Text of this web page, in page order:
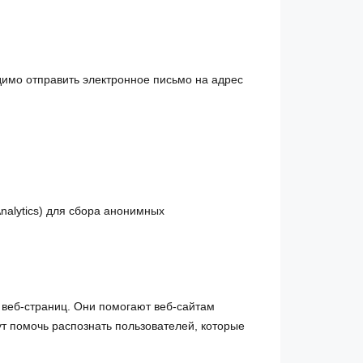
отправить электронное письмо на адрес
для сбора анонимных
страниц. Они помогают веб-сайтам
распознать пользователей, которые